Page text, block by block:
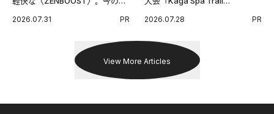
出した新機軸。
2026.07.31 PR
戦を夢見るランナーたちの奮闘
2026.07.28 PR
View More Articles